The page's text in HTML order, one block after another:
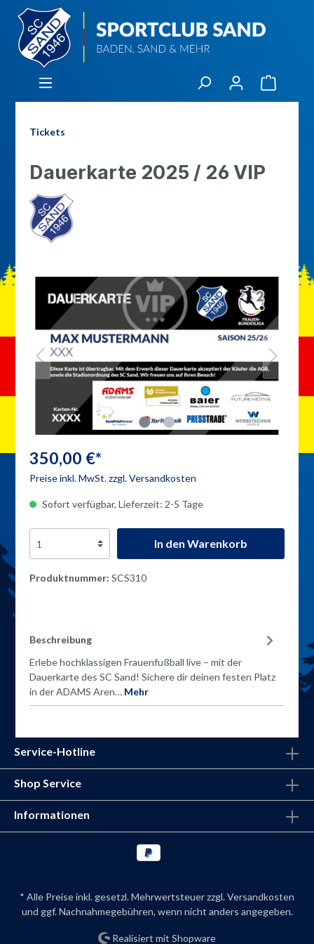
Tickets
Dauerkarte 2025 / 26 VIP
350,00 €*
Preise inkl. MwSt. zzgl. Versandkosten
Sofort verfügbar, Lieferzeit: 2-5 Tage
In den Warenkorb
Produktnummer:SCS310
Beschreibung
Erlebe hochklassigen Frauenfußball live – mit der
Dauerkarte des SC Sand! Sichere dir deinen festen Platz
in der ADAMS Aren… Mehr
Service-Hotline
Shop Service
Informationen
* Alle Preise inkl. gesetzl. Mehrwertsteuer zzgl.Versandkosten
und ggf. Nachnahmegebühren, wenn nicht anders angegeben.
Realisiert mit Shopware